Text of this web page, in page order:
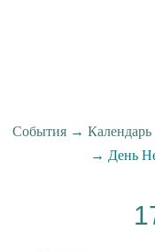
События → Календарь
→ День